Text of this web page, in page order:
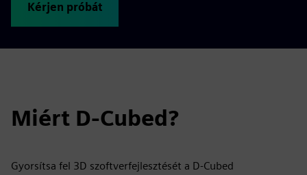
Kérjen próbát
Miért D-Cubed?
Gyorsítsa fel 3D szoftverfejlesztését a D-Cubed